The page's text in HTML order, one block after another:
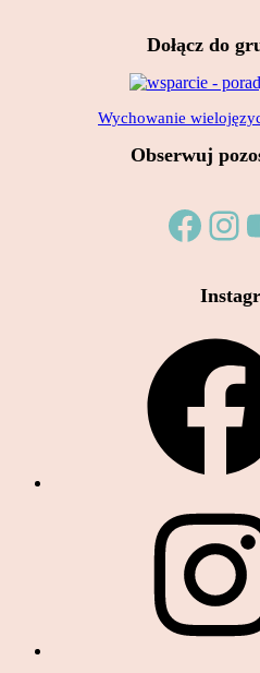
5,00 zł.Dołącz do
Wychowanie
Obserwuj